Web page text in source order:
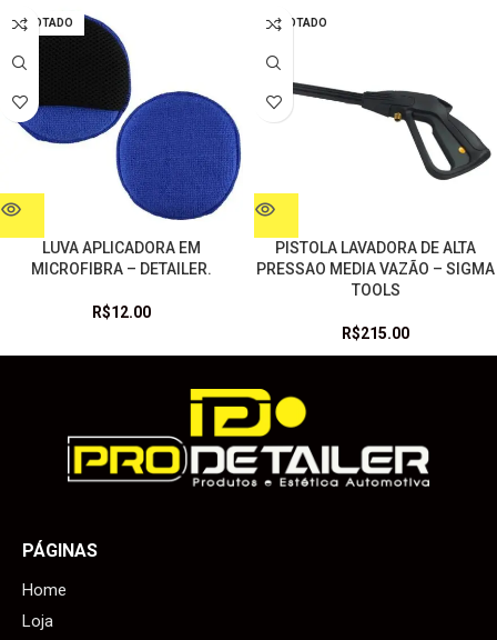
ESGOTADO
LUVA APLICADORA EM
MICROFIBRA – DETAILER.
R$12.00
ESGOTADO
PISTOLA LAVADORA DE ALTA
PRESSAO MEDIA VAZÃO – SIGMA
TOOLS
R$215.00
PÁGINAS
Home
Loja